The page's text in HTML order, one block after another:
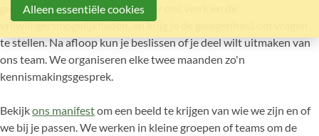
gesprek vertellen we je meer over ons werk en de
vrijwilligersmogelijkheden, en krijg je de gelegenheid om vragen
te stellen. Na afloop kun je beslissen of je deel wilt uitmaken van
ons team. We organiseren elke twee maanden zo'n
kennismakingsgesprek.
Bekijkons ​​manifestom een ​​beeld te krijgen van wie we zijn en of
we bij je passen. We werken in kleine groepen of teams om de
Alleen essentiële cookies